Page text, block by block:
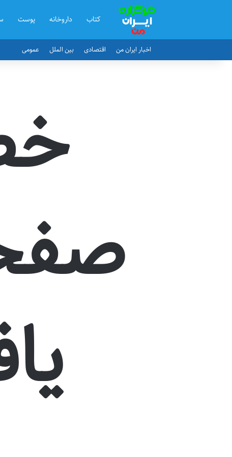
کتاب داروخانه پوست
اخبار ایران من اقتصادی بین الملل عمومی